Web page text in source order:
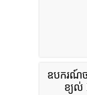
ឧបករណ៍
ខ្យល់